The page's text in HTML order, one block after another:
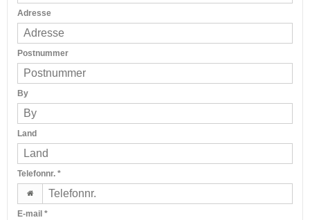
Adresse
Postnummer
By
Land
Telefonnr. *
E-mail *